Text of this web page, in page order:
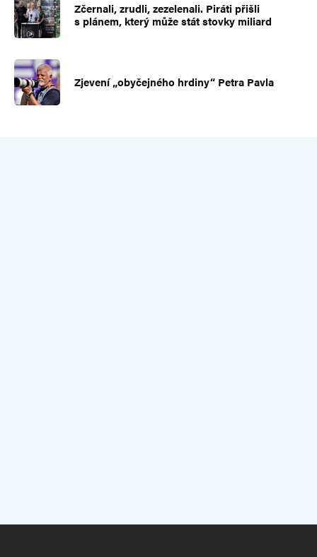
Zčernali, zrudli, zezelenali. Piráti přišli
s plánem, který může stát stovky miliard
Zjevení „obyčejného hrdiny“ Petra Pavla